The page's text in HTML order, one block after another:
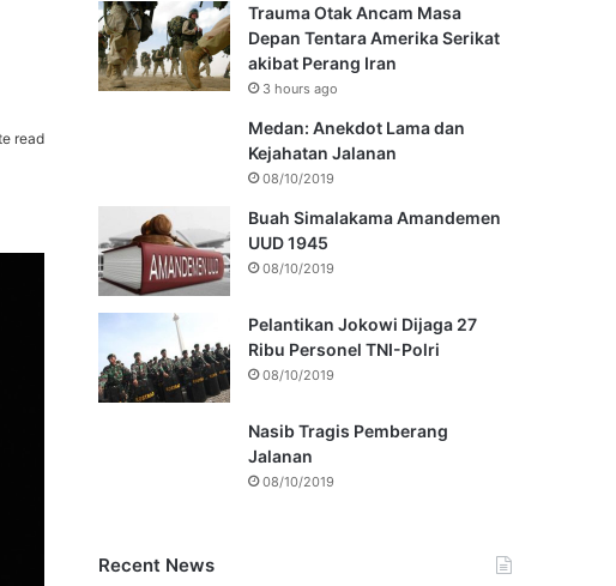
read
Trauma Otak Ancam Masa
Depan Tentara Amerika Serikat
akibat Perang Iran
3 hours ago
Medan: Anekdot Lama dan
Kejahatan Jalanan
08/10/2019
Buah Simalakama Amandemen
UUD 1945
08/10/2019
Pelantikan Jokowi Dijaga 27
Ribu Personel TNI-Polri
08/10/2019
Nasib Tragis Pemberang
Jalanan
08/10/2019
Recent News